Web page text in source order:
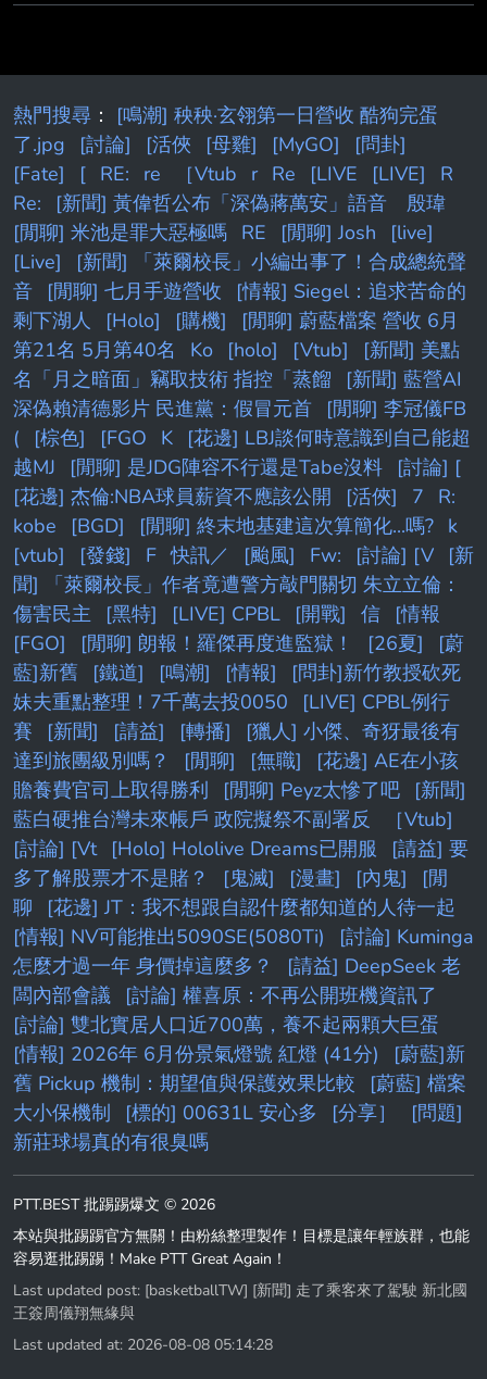
熱門搜尋 ： [鳴潮] 秧秧·玄翎第一日營收 酷狗完蛋
了.jpg
[討論] [活俠 [母雞] [MyGO]
[問卦]
[Fate]
[ RE: re ［Vtub r Re [LIVE [LIVE]
R
Re:
[新聞] 黃偉哲公布「深偽蔣萬安」語音 殷瑋
[閒聊] 米池是罪大惡極嗎 RE [閒聊] Josh
[live]
[Live]
[新聞] 「萊爾校長」小編出事了！合成總統聲
音
[閒聊] 七月手遊營收
[情報] Siegel：追求苦命的
剩下湖人
[Holo] [購機]
[閒聊] 蔚藍檔案 營收 6月
第21名 5月第40名
Ko [holo] [Vtub]
[新聞] 美點
名「月之暗面」竊取技術 指控「蒸餾
[新聞] 藍營AI
深偽賴清德影片 民進黨：假冒元首
[閒聊] 李冠儀FB
(
[棕色] [FGO K
[花邊] LBJ談何時意識到自己能超
越MJ
[閒聊] 是JDG陣容不行還是Tabe沒料
[討論] [
[花邊] 杰倫:NBA球員薪資不應該公開
[活俠] 7
R:
kobe
[BGD] [閒聊] 終末地基建這次算簡化...嗎? k
[vtub]
[發錢] F 快訊／ [颱風] Fw: [討論] [V
[新
聞] 「萊爾校長」作者竟遭警方敲門關切 朱立立倫：
傷害民主
[黑特] [LIVE] CPBL [開戰] 信
[情報
[FGO]
[閒聊] 朗報！羅傑再度進監獄！ [26夏]
[蔚
藍]新舊
[鐵道] [鳴潮] [情報]
[問卦]新竹教授砍死
妹夫重點整理！7千萬去投0050
[LIVE] CPBL例行
賽
[新聞] [請益] [轉播]
[獵人] 小傑、奇犽最後有
達到旅團級別嗎？
[閒聊] [無職]
[花邊] AE在小孩
贍養費官司上取得勝利
[閒聊] Peyz太慘了吧
[新聞]
藍白硬推台灣未來帳戶 政院擬祭不副署反
［Vtub]
[討論] [Vt
[Holo] Hololive Dreams已開服
[請益] 要
多了解股票才不是賭？
[鬼滅] [漫畫] [內鬼]
[閒
聊
[花邊] JT：我不想跟自認什麼都知道的人待一起
[情報] NV可能推出5090SE(5080Ti)
[討論] Kuminga
怎麼才過一年 身價掉這麼多？
[請益] DeepSeek 老
闆內部會議
[討論] 權喜原：不再公開班機資訊了
[討論] 雙北實居人口近700萬，養不起兩顆大巨蛋
[情報] 2026年 6月份景氣燈號 紅燈 (41分)
[蔚藍]新
舊 Pickup 機制：期望值與保護效果比較
[蔚藍] 檔案
大小保機制
[標的] 00631L 安心多 [分享］
[問題]
新莊球場真的有很臭嗎
PTT.BEST 批踢踢爆文 © 2026
本站與批踢踢官方無關！由粉絲整理製作！目標是讓年輕族群，也能
容易逛批踢踢！Make PTT Great Again！
Last updated post: [basketballTW] [新聞] 走了乘客來了駕駛 新北國
王簽周儀翔無緣與
Last updated at: 2026-08-08 05:14:28